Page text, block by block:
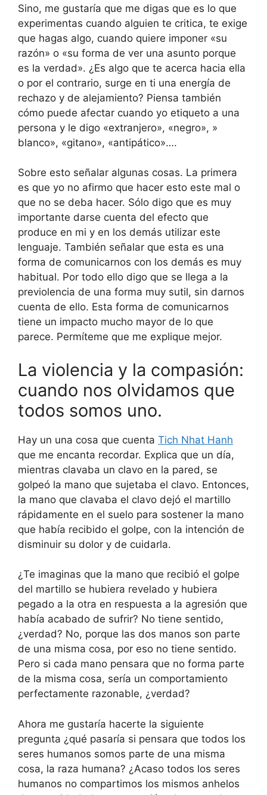
Sino, me gustaría que me digas que es lo que
experimentas cuando alguien te critica, te exige
que hagas algo, cuando quiere imponer «su
razón» o «su forma de ver una asunto porque
es la verdad». ¿Es algo que te acerca hacia ella
o por el contrario, surge en ti una energía de
rechazo y de alejamiento? Piensa también
cómo puede afectar cuando yo etiqueto a una
persona y le digo «extranjero», «negro», »
blanco», «gitano», «antipático»….
Sobre esto señalar algunas cosas. La primera
es que yo no afirmo que hacer esto este mal o
que no se deba hacer. Sólo digo que es muy
importante darse cuenta del efecto que
produce en mi y en los demás utilizar este
lenguaje. También señalar que esta es una
forma de comunicarnos con los demás es muy
habitual. Por todo ello digo que se llega a la
previolencia de una forma muy sutil, sin darnos
cuenta de ello. Esta forma de comunicarnos
tiene un impacto mucho mayor de lo que
parece. Permíteme que me explique mejor.
La violencia y la compasión:
cuando nos olvidamos que
todos somos uno.
Hay un una cosa que cuenta Tich Nhat Hanh
que me encanta recordar. Explica que un día,
mientras clavaba un clavo en la pared, se
golpeó la mano que sujetaba el clavo. Entonces,
la mano que clavaba el clavo dejó el martillo
rápidamente en el suelo para sostener la mano
que había recibido el golpe, con la intención de
disminuir su dolor y de cuidarla.
¿Te imaginas que la mano que recibió el golpe
del martillo se hubiera revelado y hubiera
pegado a la otra en respuesta a la agresión que
había acabado de sufrir? No tiene sentido,
¿verdad? No, porque las dos manos son parte
de una misma cosa, por eso no tiene sentido.
Pero si cada mano pensara que no forma parte
de la misma cosa, sería un comportamiento
perfectamente razonable, ¿verdad?
Ahora me gustaría hacerte la siguiente
pregunta ¿qué pasaría si pensara que todos los
seres humanos somos parte de una misma
cosa, la raza humana? ¿Acaso todos los seres
humanos no compartimos los mismos anhelos